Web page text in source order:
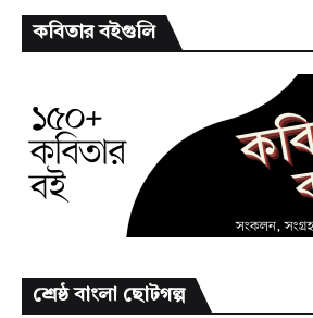
কবিতার বইগুলি
শ্রেষ্ঠ বাংলা ছোটগল্প